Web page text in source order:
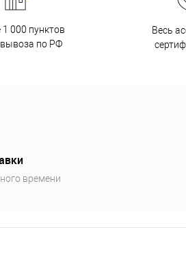
1 000 пунктов
по РФ
Весь
времени